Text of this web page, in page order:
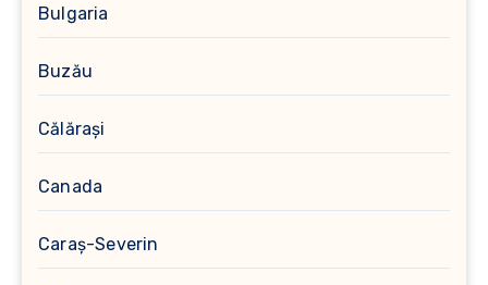
Bulgaria
Buzău
Călărași
Canada
Caraș-Severin